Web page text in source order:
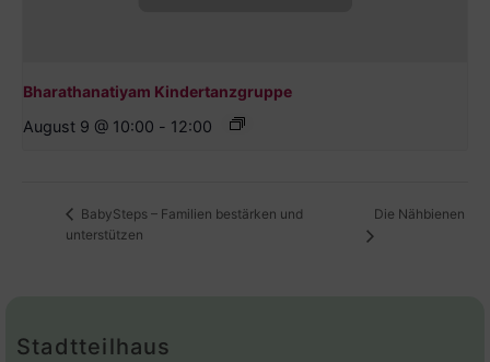
Bharathanatiyam Kindertanzgruppe
August 9 @ 10:00 - 12:00
BabySteps – Familien bestärken und
unterstützen
Die Nähbienen
Stadtteilhaus